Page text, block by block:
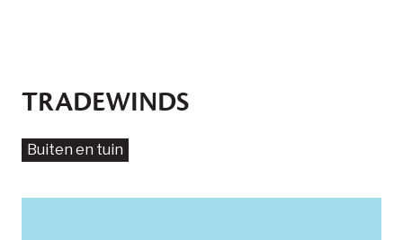
TRADEWINDS
Buiten en tuin